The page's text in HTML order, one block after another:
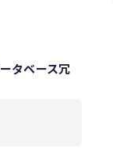
タベース冗